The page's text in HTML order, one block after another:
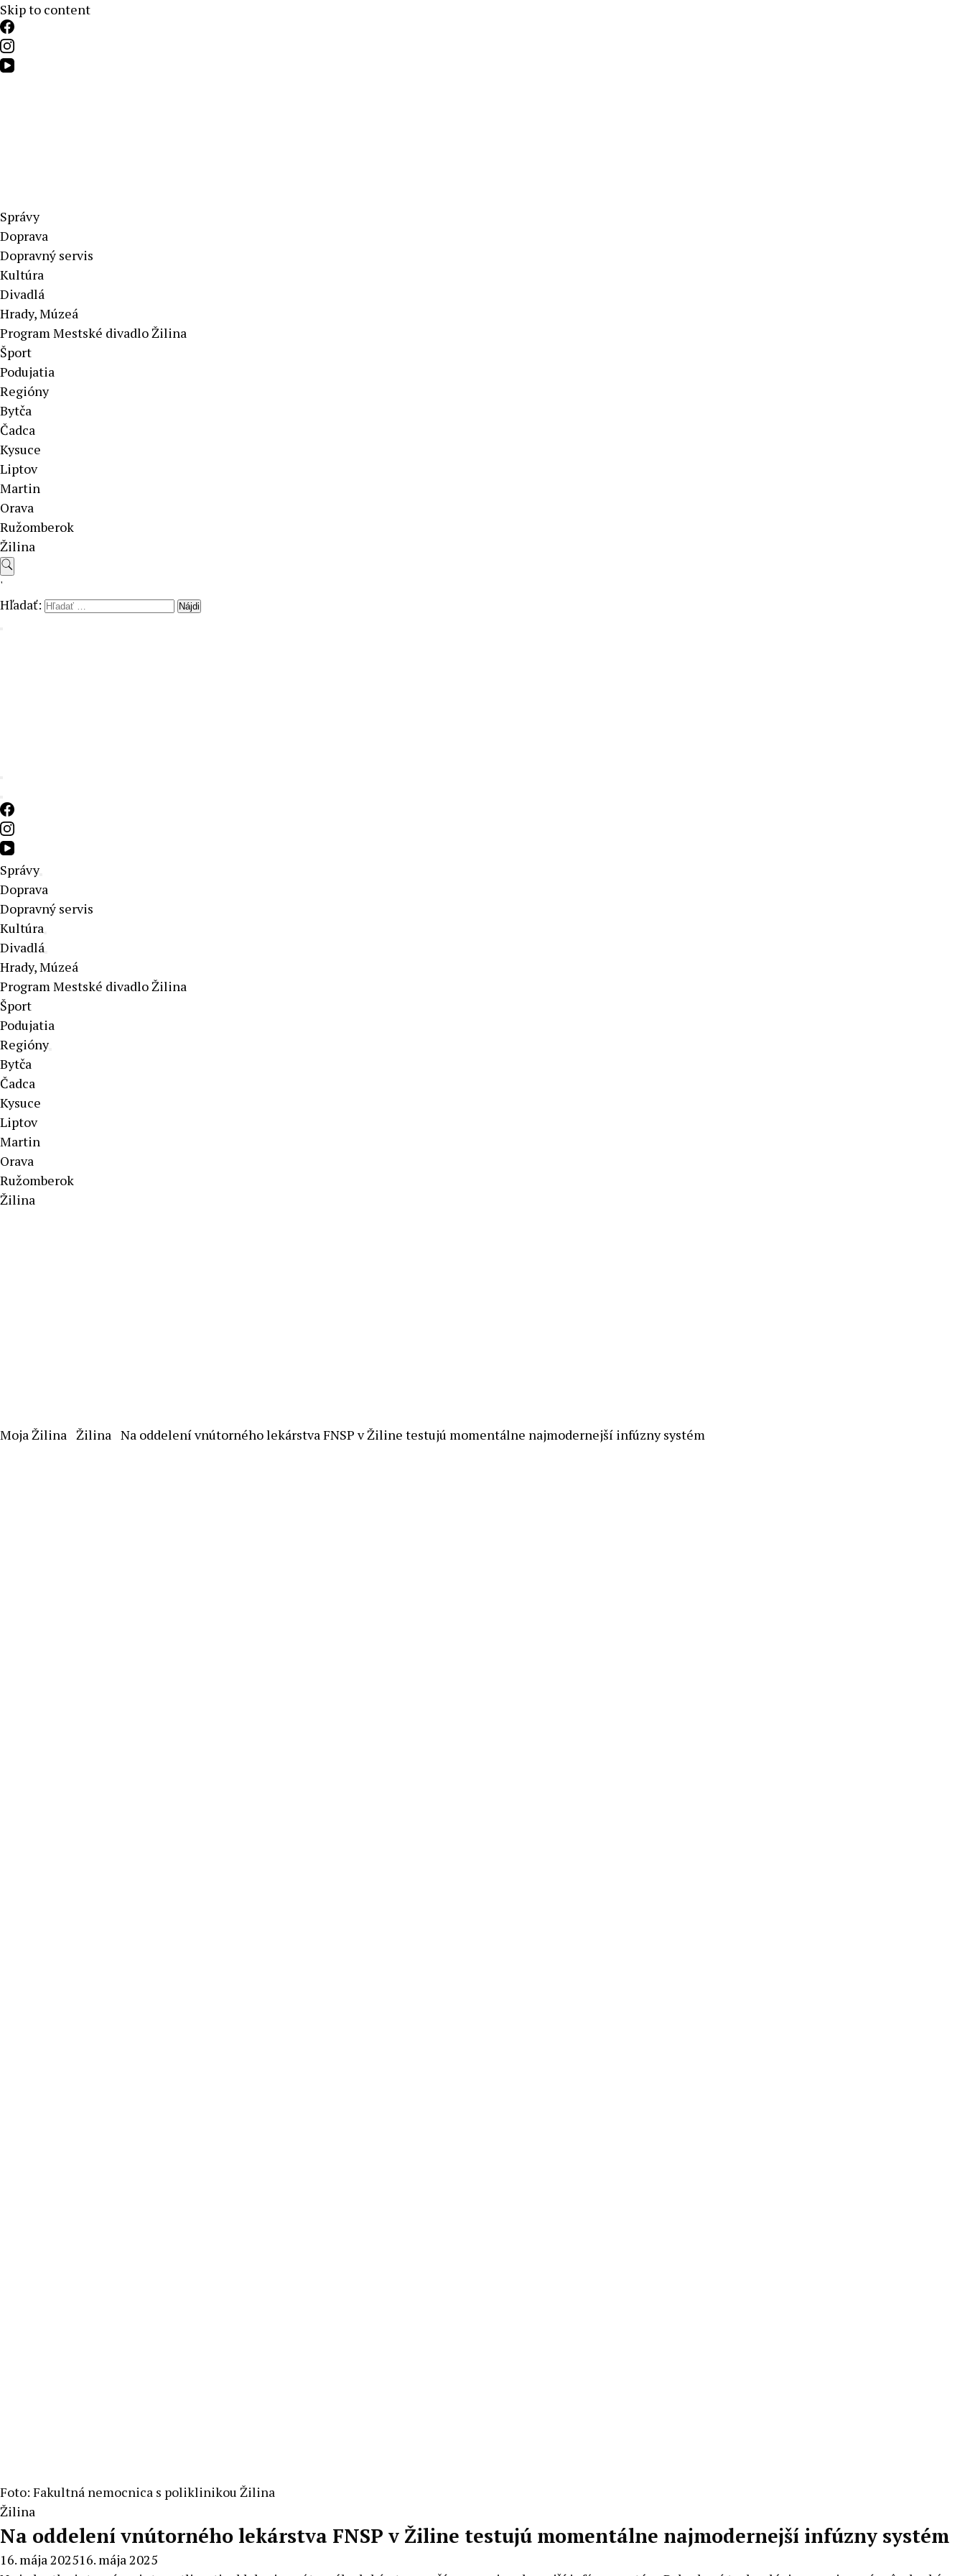
Skip to content
Aktuálne správy – severné Slovensko
Správy
Doprava
Dopravný servis
Kultúra
Divadlá
Hrady, Múzeá
Program Mestské divadlo Žilina
Šport
Podujatia
Regióny
Bytča
Čadca
Kysuce
Liptov
Martin
Orava
Ružomberok
Žilina
'
Hľadať:
Správy
Doprava
Dopravný servis
Kultúra
Divadlá
Hrady, Múzeá
Program Mestské divadlo Žilina
Šport
Podujatia
Regióny
Bytča
Čadca
Kysuce
Liptov
Martin
Orava
Ružomberok
Žilina
Moja Žilina Žilina Na oddelení vnútorného lekárstva FNSP v Žiline testujú momentálne najmodernejší infúzny systém
Foto: Fakultná nemocnica s poliklinikou Žilina
Žilina
Na oddelení vnútorného lekárstva FNSP v Žiline testujú momentálne najmodernejší infúzny systém
16. mája 202516. mája 2025